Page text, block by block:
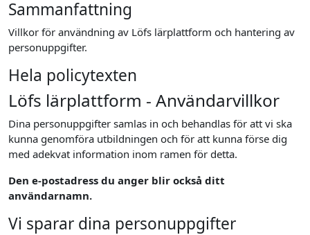
Sammanfattning
Villkor för användning av Löfs lärplattform och hantering av
personuppgifter.
Hela policytexten
Löfs lärplattform - Användarvillkor
Dina personuppgifter samlas in och behandlas för att vi ska
kunna genomföra utbildningen och för att kunna förse dig
med adekvat information inom ramen för detta.
Den e-postadress du anger blir också ditt
användarnamn.
Vi sparar dina personuppgifter